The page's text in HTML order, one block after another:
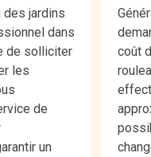
des jardins
dans
de solliciter
les
de
un
coût